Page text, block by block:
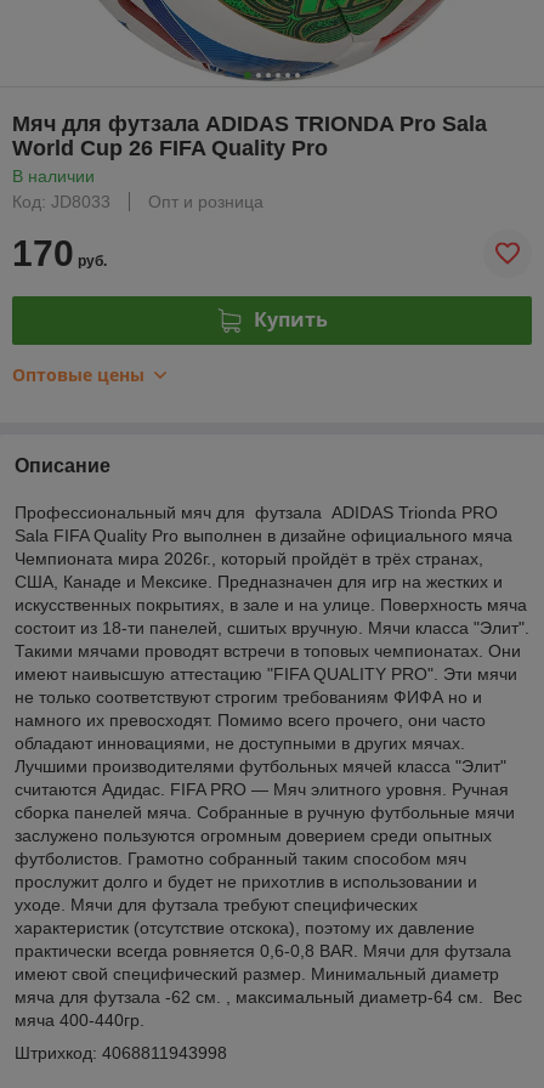
Мяч для футзала ADIDAS TRIONDA Pro Sala
World Cup 26 FIFA Quality Pro
В наличии
Код: JD8033
Опт и розница
170 руб.
Купить
Оптовые цены
Описание
Профессиональный мяч для футзала ADIDAS Trionda PRO
Sala FIFA Quality Pro выполнен в дизайне официального мяча
Чемпионата мира 2026г., который пройдёт в трёх странах,
США, Канаде и Мексике. Предназначен для игр на жестких и
искусственных покрытиях, в зале и на улице. Поверхность мяча
состоит из 18-ти панелей, cшитых вручную. Мячи класса "Элит".
Такими мячами проводят встречи в топовых чемпионатах. Они
имеют наивысшую аттестацию "FIFA QUALITY PRO". Эти мячи
не только соответствуют строгим требованиям ФИФА но и
намного их превосходят. Помимо всего прочего, они часто
обладают инновациями, не доступными в других мячах.
Лучшими производителями футбольных мячей класса "Элит"
считаются Адидас. FIFA PRO — Мяч элитного уровня. Ручная
сборка панелей мяча. Собранные в ручную футбольные мячи
заслужено пользуются огромным доверием среди опытных
футболистов. Грамотно собранный таким способом мяч
прослужит долго и будет не прихотлив в использовании и
уходе. Мячи для футзала требуют специфических
характеристик (отсутствие отскока), поэтому их давление
практически всегда ровняется 0,6-0,8 BAR. Мячи для футзала
имеют свой специфический размер. Минимальный диаметр
мяча для футзала -62 см. , максимальный диаметр-64 см.
Вес
мяча 400-440гр.
Штрихкод: 4068811943998